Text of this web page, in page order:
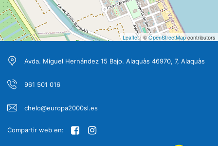
Leaflet| ©OpenStreetMapcontributors
Avda. Miguel Hernández 15 Bajo. Alaquàs 46970, 7, Alaquàs
961 501 016
chelo@europa2000sl.es
Compartir web en: